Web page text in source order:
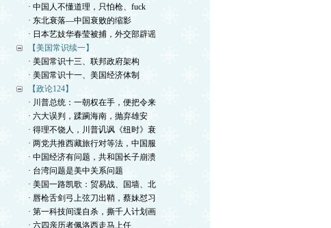
· 中国人不懂道理，只怕枪、fuck
· 东北衰落—中国衰败的缩影
· 日本艺妓华春莹被捕，外交部辟谣
【美国常识续一】
· 美国常识十三、联邦政府架构
· 美国常识十一、美国经济体制
【政论124】
· 川普总统：一朝权在手，便把令来
· 六大误判，蹂躏海南，抛弃雄安
· 得理不饶人，川普讥讽《纽时》衰
· 两党共推西藏旅行对等法，中国服
· 中国经济有问题，共和国长子崩溃
· 台湾问题是美中关系问题
· 美国一路凯歌：贸易战、国墙、北
· 唇枪舌剑弓上弦刀出鞘，蔡妹怼习
· 第一科技间谍自杀，撕千人计划画
· 六四亲历者佩洛西走马上任